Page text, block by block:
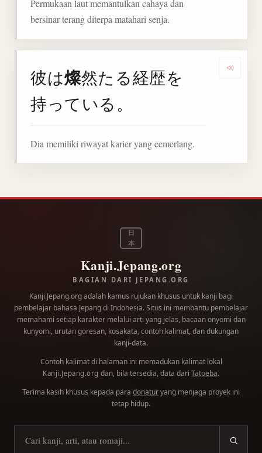
Permukaan laut memantulkan cahaya dan
bersinar terang diterpa matahari senja.
彼は燦然たる経歴を
持っている。
Dia memiliki riwayat karier yang cemerlang.
日
本
Kanji.Jepang.org
BAGIAN DARI JEPANG.ORG
Kanji.Jepang.org adalah kamus rujukan khusus untuk kanji bagi
pembelajar bahasa Jepang di Indonesia. Situs ini membantu pembelajar
memahami setiap karakter melalui arti yang jelas, bacaan onyomi dan
kunyomi, urutan goresan, kosakata, contoh kalimat, dan dukungan
kanji-data.
Contoh kalimat di halaman ini memadukan kalimat lokal
Kanji.Jepang.org dan, bila tersedia, data dari Tatoeba.
Terima kasih khusus kepada para donaturyang menjaga proyek ini
tetap hidup.
Cari kanji